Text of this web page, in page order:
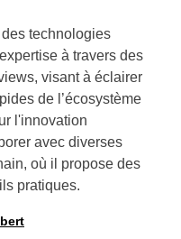
technologies
à travers des
visant à éclairer
de l’écosystème
l'innovation
avec diverses
où il propose des
pratiques.